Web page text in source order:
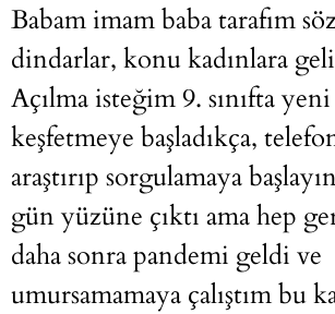
Babam imam baba tarafım
dindarlar, konu kadınlara
Açılma isteğim 9. sınıfta
keşfetmeye başladıkça,
araştırıp sorgulamaya
gün yüzüne çıktı ama hep
daha sonra pandemi geldi ve
umursamamaya çalıştım bu